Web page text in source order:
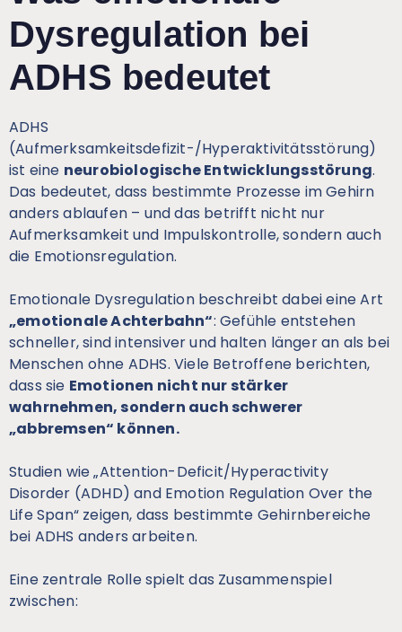
Dysregulation bei
ADHS bedeutet
ADHS
(Aufmerksamkeitsdefizit-/Hyperaktivitätsstörung)
ist eine neurobiologische Entwicklungsstörung.
Das bedeutet, dass bestimmte Prozesse im Gehirn
anders ablaufen – und das betrifft nicht nur
Aufmerksamkeit und Impulskontrolle, sondern auch
die Emotionsregulation.
Emotionale Dysregulation beschreibt dabei eine Art
„emotionale Achterbahn“: Gefühle entstehen
schneller, sind intensiver und halten länger an als bei
Menschen ohne ADHS. Viele Betroffene berichten,
dass sie Emotionen nicht nur stärker
wahrnehmen, sondern auch schwerer
„abbremsen“ können.
Studien wie „Attention-Deficit/Hyperactivity
Disorder (ADHD) and Emotion Regulation Over the
Life Span“ zeigen, dass bestimmte Gehirnbereiche
bei ADHS anders arbeiten.
Eine zentrale Rolle spielt das Zusammenspiel
zwischen: